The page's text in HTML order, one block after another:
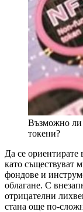
Възможно ли
токени?
Да се ориентирате
като съществуват
фондове и
облагане. С
отрицателни
стана още по-